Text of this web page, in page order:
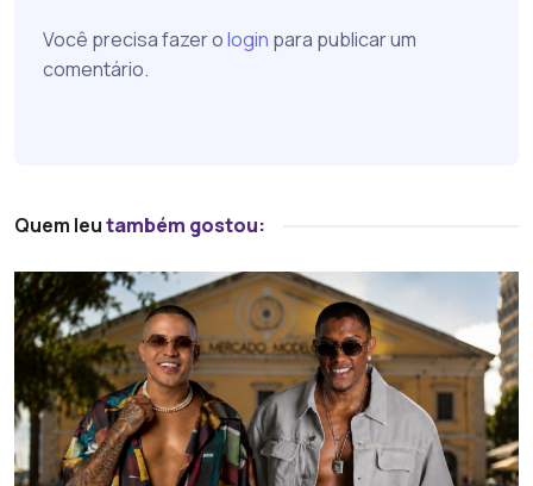
Você precisa fazer ologin para publicar um
comentário.
Quem leutambém gostou: